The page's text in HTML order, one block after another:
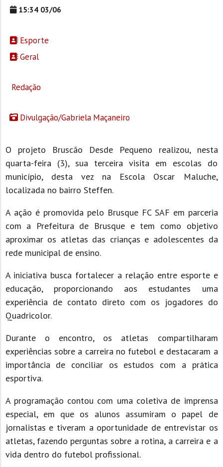
15:34 03/06
Esporte
Geral
Redação
Divulgação/Gabriela Maçaneiro
O projeto Bruscão Desde Pequeno realizou, nesta
quarta-feira (3), sua terceira visita em escolas do
município, desta vez na Escola Oscar Maluche,
localizada no bairro Steffen.
A ação é promovida pelo Brusque FC SAF em parceria
com a Prefeitura de Brusque e tem como objetivo
aproximar os atletas das crianças e adolescentes da
rede municipal de ensino.
A iniciativa busca fortalecer a relação entre esporte e
educação, proporcionando aos estudantes uma
experiência de contato direto com os jogadores do
Quadricolor.
Durante o encontro, os atletas compartilharam
experiências sobre a carreira no futebol e destacaram a
importância de conciliar os estudos com a prática
esportiva.
A programação contou com uma coletiva de imprensa
especial, em que os alunos assumiram o papel de
jornalistas e tiveram a oportunidade de entrevistar os
atletas, fazendo perguntas sobre a rotina, a carreira e a
vida dentro do futebol profissional.